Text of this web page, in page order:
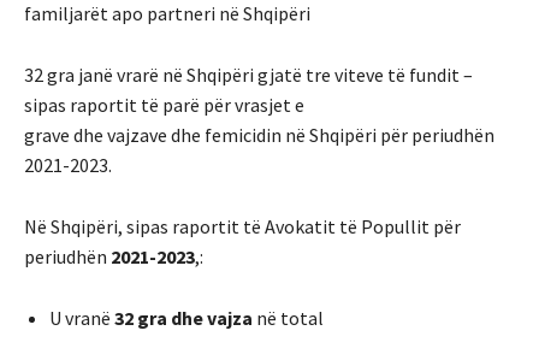
familjarët apo partneri në Shqipëri
32 gra janë vrarë në Shqipëri gjatë tre viteve të fundit –
sipas raportit të parë për vrasjet e
grave dhe vajzave dhe femicidin në Shqipëri për periudhën
2021-2023.
Në Shqipëri, sipas raportit të Avokatit të Popullit për
periudhën 2021-2023,:
U vranë 32 gra dhe vajza në total